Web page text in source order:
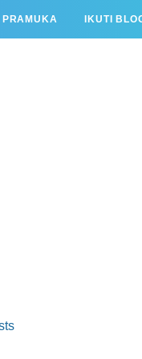
PRAMUKA IKUTI